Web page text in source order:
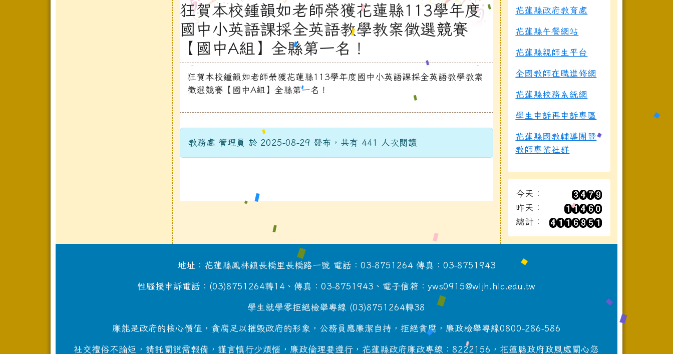
狂賀本校鍾韻如老師榮獲花蓮縣113學年度
國中小英語課採全英語教學教案徵選競賽
【國中A組】全縣第一名！
狂賀本校鍾韻如老師榮獲花蓮縣113學年度國中小英語課採全英語教學教案
徵選競賽【國中A組】全縣第一名！
教務處 管理員 於 2025-08-29 發布，共有 441 人次閱讀
花蓮縣政府教育處
花蓮縣午餐網站
花蓮縣親師生平台
全國教師在職進修網
花蓮縣校務系統網
學生申訴再申訴專區
花蓮縣國教輔導團暨
教師專業社群
今天：
昨天：
總計：
地址：花蓮縣鳳林鎮長橋里長橋路一號 電話：03-8751264 傳真：03-8751943
性騷擾申訴電話：(03)8751264轉14、傳真：03-8751943、電子信箱：yws0915@wljh.hlc.edu.tw
學生就學零拒絕檢舉專線 (03)8751264轉38
廉能是政府的核心價值，貪腐足以摧毀政府的形象，公務員應廉潔自持，拒絕貪腐，廉政檢舉專線0800-286-586
社交禮俗不踰矩，請託關說需報備，謹言慎行少煩惱，廉政倫理要遵行，花蓮縣政府廉政專線：8222156，花蓮縣政府政風處關心您